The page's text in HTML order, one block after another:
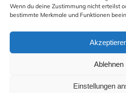
Wenn du deine Zustimmung nicht erteilst
bestimmte Merkmale und Funktionen
Ablehnen
Einstellungen
IMPRESSUM AGB
HAFTUNGSAUSSCHLUSS